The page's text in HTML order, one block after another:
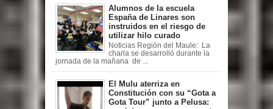
Alumnos de la escuela
España de Linares son
instruidos en el riesgo de
utilizar hilo curado
Noticias Región del Maule: La
charla se desarrolló durante la
jornada de la mañana de ...
El Mulu aterriza en
Constitución con su “Gota a
Gota Tour” junto a Pelusa: